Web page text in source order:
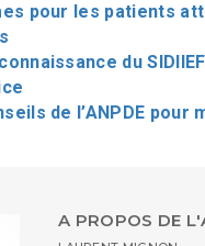
pour les patients
du
de l’ANPDE
A PROPOS DE